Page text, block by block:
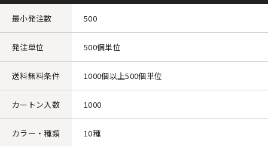
最小発注数 500
発注単位 500個単位
送料無料条件 1000個以上500個単位
カートン入数 1000
カラー・種類 10種